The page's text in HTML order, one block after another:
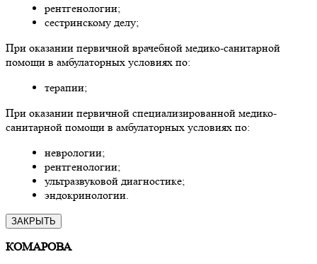
рентгенологии;
сестринскому делу;
При оказании первичной врачебной медико-санитарной
помощи в амбулаторных условиях по:
терапии;
При оказании первичной специализированной медико-
санитарной помощи в амбулаторных условиях по:
неврологии;
рентгенологии;
ультразвуковой диагностике;
эндокринологии.
ЗАКРЫТЬ
КОМАРОВА